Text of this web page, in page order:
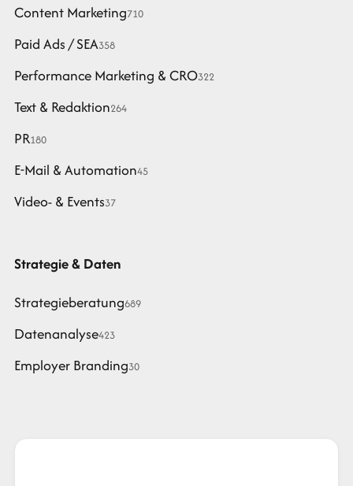
Content Marketing710
Paid Ads / SEA358
Performance Marketing & CRO322
Text & Redaktion264
PR180
E-Mail & Automation45
Video- & Events37
Strategie & Daten
Strategieberatung689
Datenanalyse423
Employer Branding30